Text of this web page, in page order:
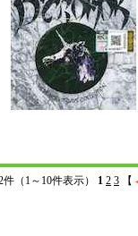
件（1～10件表示） 1 2 3 【